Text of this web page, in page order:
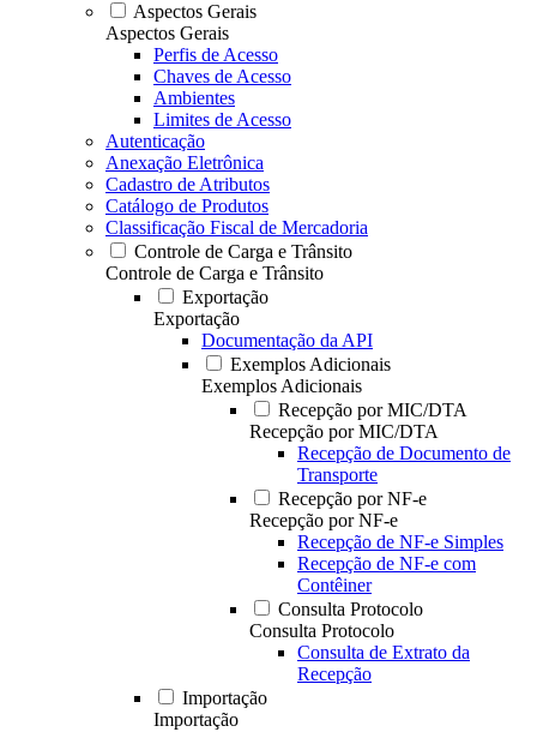
Aspectos Gerais
Aspectos Gerais
Perfis de Acesso
Chaves de Acesso
Ambientes
Limites de Acesso
Autenticação
Anexação Eletrônica
Cadastro de Atributos
Catálogo de Produtos
Classificação Fiscal de Mercadoria
Controle de Carga e Trânsito
Controle de Carga e Trânsito
Exportação
Exportação
Documentação da API
Exemplos Adicionais
Exemplos Adicionais
Recepção por MIC/DTA
Recepção por MIC/DTA
Recepção de Documento de
Transporte
Recepção por NF-e
Recepção por NF-e
Recepção de NF-e Simples
Recepção de NF-e com
Contêiner
Consulta Protocolo
Consulta Protocolo
Consulta de Extrato da
Recepção
Importação
Importação